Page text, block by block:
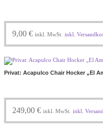
9,00 € inkl. MwSt. inkl.
Privat: Acapulco Chair Hocker „El
249,00 € inkl. MwSt. inkl.